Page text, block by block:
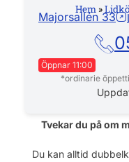
Hem»
Majorsallén 33
Öppnar 11:00
Måndag
Tisdag
Onsdag
*ordinarie
Tvekar du på om
Du kan alltid